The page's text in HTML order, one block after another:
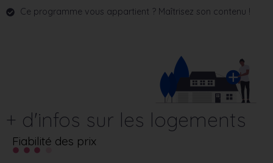
Ce programme vous appartient ? Maîtrisez son contenu !
+ d'infos sur les logements
Fiabilité des prix